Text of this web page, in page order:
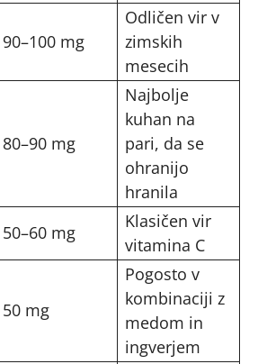
90–100 mg
Odličen vir v
zimskih
mesecih
80–90 mg
Najbolje
kuhan na
pari, da se
ohranijo
hranila
50–60 mg
Klasičen vir
vitamina C
50 mg
Pogosto v
kombinaciji z
medom in
ingverjem